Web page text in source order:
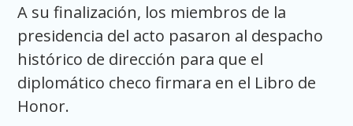
A su finalización, los miembros de la
presidencia del acto pasaron al despacho
histórico de dirección para que el
diplomático checo firmara en el Libro de
Honor.